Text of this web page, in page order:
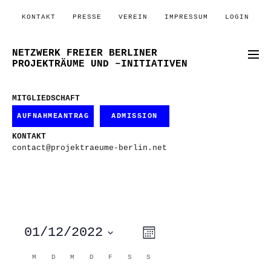
KONTAKT PRESSE VEREIN IMPRESSUM LOGIN
NETZWERK FREIER BERLINER
PROJEKTRÄUME UND –INITIATIVEN
MITGLIEDSCHAFT
AUFNAHMEANTRAG ADMISSION
KONTAKT
contact@projektraeume-berlin.net
ANSICHTEN-
NAVIGATION
VERANSTALTUNG
ANSICHTEN-
Monat
01/12/2022
wählen.
KALENDER
M MONTAG
D DIENSTAG
M MITTWOCH
D DONNERSTAG
F FREITAG
S SAMSTAG
S